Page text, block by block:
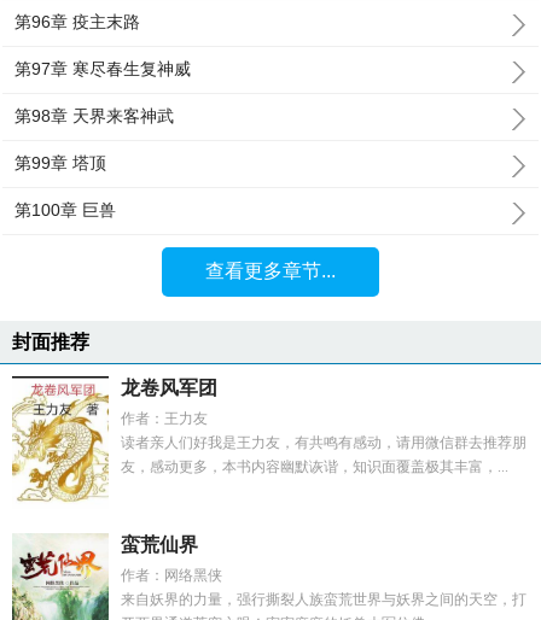
第96章 疫主末路
第97章 寒尽春生复神威
第98章 天界来客神武
第99章 塔顶
第100章 巨兽
查看更多章节...
封面推荐
龙卷风军团
作者：王力友
读者亲人们好我是王力友，有共鸣有感动，请用微信群去推荐朋
友，感动更多，本书内容幽默诙谐，知识面覆盖极其丰富，...
蛮荒仙界
作者：网络黑侠
来自妖界的力量，强行撕裂人族蛮荒世界与妖界之间的天空，打